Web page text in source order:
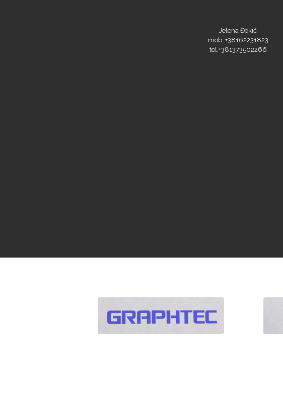
Jelena Đokić
mob. +38162231823
tel.+381373502266